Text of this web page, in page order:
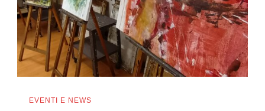
EVENTI E NEWS